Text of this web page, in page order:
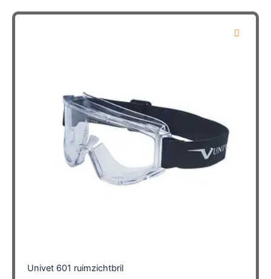
Univet 601 ruimzichtbril